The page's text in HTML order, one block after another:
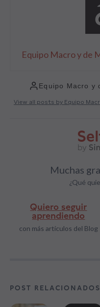
Equipo Macro y de
Equipo Macro y
View all posts by Equipo
Muchas
¿Qué
Quiero seguir
aprendiendo
con más artículos del Blog
POST RELACIONADOS